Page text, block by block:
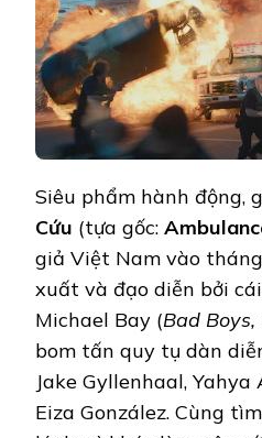
Siêu phẩm hành động,
Cứu (tựa gốc:
giả Việt Nam vào
xuất và đạo diễn bởi
Michael Bay (Bad Boys,
bom tấn quy tụ dàn
Jake Gyllenhaal,
Eiza González. Cùng